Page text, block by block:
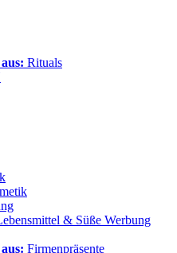
Rituals
& Süße Werbung
Firmenpräsente